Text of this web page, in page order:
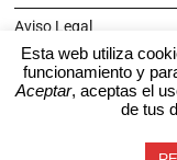
Aviso Legal
SÍGUENOS
Esta web utiliza
funcionamiento y
Aceptar, aceptas el
de tus